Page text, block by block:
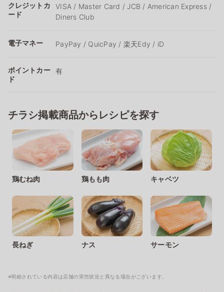
クレジットカ
ード
VISA / Master Card / JCB / American Express /
Diners Club
電子マネー PayPay / QuicPay / 楽天Edy / iD
ポイントカー
ド
有
チラシ掲載商品からレシピを探す
鶏むね肉 鶏もも肉 キャベツ
長ねぎ ナス サーモン
※明細されている内容は店舗の実売状況と異なる場合がございます。